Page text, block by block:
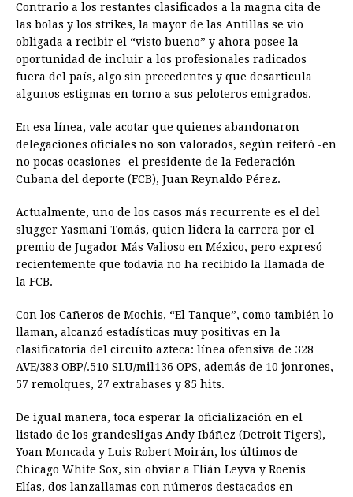
Contrario a los restantes clasificados a la magna cita de
las bolas y los strikes, la mayor de las Antillas se vio
obligada a recibir el “visto bueno” y ahora posee la
oportunidad de incluir a los profesionales radicados
fuera del país, algo sin precedentes y que desarticula
algunos estigmas en torno a sus peloteros emigrados.
En esa línea, vale acotar que quienes abandonaron
delegaciones oficiales no son valorados, según reiteró -en
no pocas ocasiones- el presidente de la Federación
Cubana del deporte (FCB), Juan Reynaldo Pérez.
Actualmente, uno de los casos más recurrente es el del
slugger Yasmani Tomás, quien lidera la carrera por el
premio de Jugador Más Valioso en México, pero expresó
recientemente que todavía no ha recibido la llamada de
la FCB.
Con los Cañeros de Mochis, “El Tanque”, como también lo
llaman, alcanzó estadísticas muy positivas en la
clasificatoria del circuito azteca: línea ofensiva de 328
AVE/383 OBP/.510 SLU/mil136 OPS, además de 10 jonrones,
57 remolques, 27 extrabases y 85 hits.
De igual manera, toca esperar la oficialización en el
listado de los grandesligas Andy Ibáñez (Detroit Tigers),
Yoan Moncada y Luis Robert Moirán, los últimos de
Chicago White Sox, sin obviar a Elián Leyva y Roenis
Elías, dos lanzallamas con números destacados en